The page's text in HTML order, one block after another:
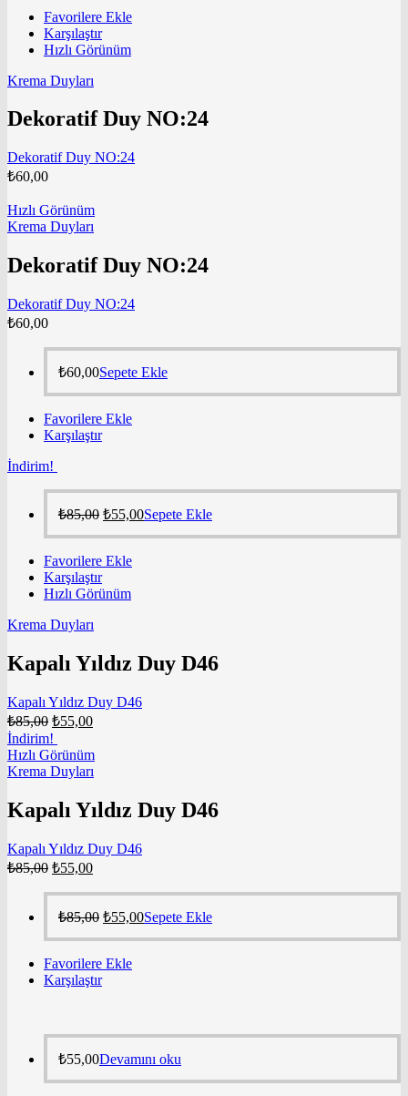
Favorilere Ekle
Karşılaştır
Hızlı Görünüm
Krema Duyları
Dekoratif Duy NO:24
Dekoratif Duy NO:24
₺60,00
Hızlı Görünüm
Krema Duyları
Dekoratif Duy NO:24
Dekoratif Duy NO:24
₺60,00
₺60,00Sepete Ekle
Favorilere Ekle
Karşılaştır
İndirim!
₺85,00 ₺55,00Sepete Ekle
Favorilere Ekle
Karşılaştır
Hızlı Görünüm
Krema Duyları
Kapalı Yıldız Duy D46
Kapalı Yıldız Duy D46
₺85,00 ₺55,00
İndirim!
Hızlı Görünüm
Krema Duyları
Kapalı Yıldız Duy D46
Kapalı Yıldız Duy D46
₺85,00 ₺55,00
₺85,00 ₺55,00Sepete Ekle
Favorilere Ekle
Karşılaştır
₺55,00Devamını oku